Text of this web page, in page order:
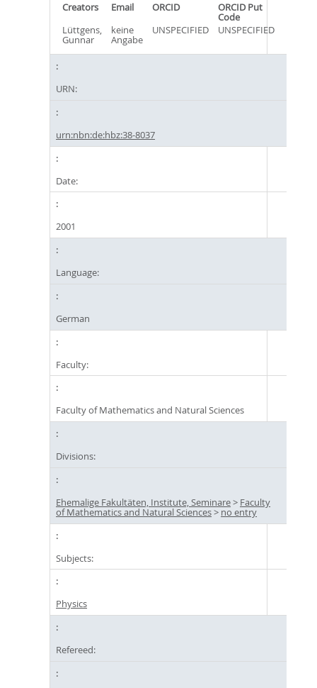
Creators Email ORCID ORCID Put
Code
Lüttgens,
Gunnar
keine
Angabe
UNSPECIFIED UNSPECIFIED
URN:
urn:nbn:de:hbz:38-8037
Date:
2001
Language:
German
Faculty:
Faculty of Mathematics and Natural Sciences
Divisions:
Ehemalige Fakultäten, Institute, Seminare> Faculty
of Mathematics and Natural Sciences> no entry
Subjects:
Physics
Refereed: